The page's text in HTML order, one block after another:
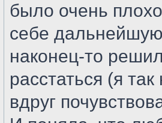
было очень
себе дальнейшую
наконец-то
расстаться (я
вдруг